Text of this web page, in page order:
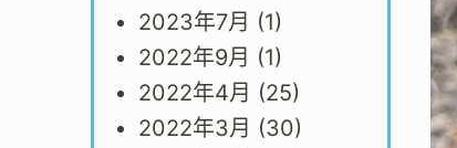
2023年7月 (1)
2022年9月 (1)
2022年4月 (25)
2022年3月 (30)